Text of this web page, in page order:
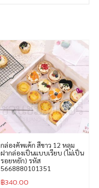
กล่องคัพเค้ก สีขาว 12 หลุม
ฝากล่องเป็นแบบเรียบ (ไม่เป็น
รอยหยัก) รหัส
5668880101351
฿340.00